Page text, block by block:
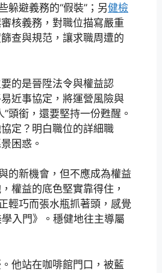
躲避義務的“假裝”；另健檢
核義務，對職位描寫嚴重
查與規范，讓求職周遭的
的是晉陞法令與權益認
近事協定，將運營風險與
頭銜，還要堅持一份甦醒。
定？明白職位的詳細職
困惑。
的新機會，但不應成為權益
權益的底色堅實靠得住，
輕巧而張水瓶抓著頭，感覺
入門》。穩健地往主導屬
他站在咖啡館門口，被藍